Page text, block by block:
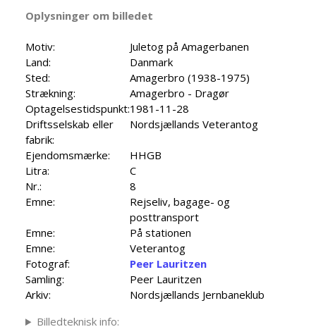
Oplysninger om billedet
Motiv:
Juletog på Amagerbanen
Land:
Danmark
Sted:
Amagerbro (1938-1975)
Strækning:
Amagerbro - Dragør
Optagelsestidspunkt:1981-11-28
Driftsselskab eller
fabrik:
Nordsjællands Veterantog
Ejendomsmærke:
HHGB
Litra:
C
Nr.:
8
Emne:
Rejseliv, bagage- og
posttransport
Emne:
På stationen
Emne:
Veterantog
Fotograf:
Peer Lauritzen
Samling:
Peer Lauritzen
Arkiv:
Nordsjællands Jernbaneklub
Billedteknisk info: